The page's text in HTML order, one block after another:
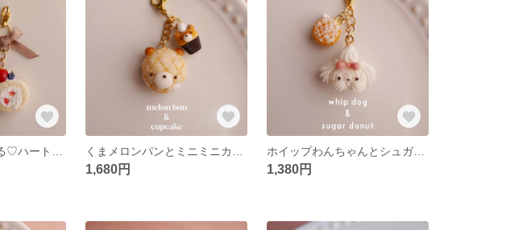
1,680円
ホイップわんちゃんとシュガードーナツのチャーム ✽ ミニチュアスイーツ/フェイクスイーツ/食品サンプル/いぬ/メレンゲ犬/生クリーム犬
1,380円